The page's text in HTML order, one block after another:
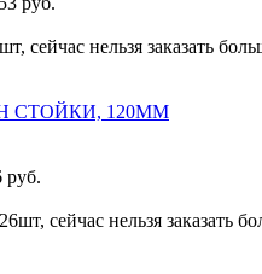
сейчас нельзя заказать
СТОЙКИ, 120ММ
руб.
сейчас нельзя заказать